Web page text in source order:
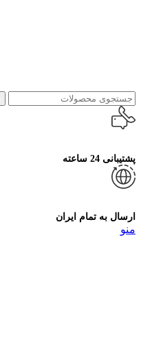
پشتیبانی 24 ساعته
ارسال به تمام ایران
منو